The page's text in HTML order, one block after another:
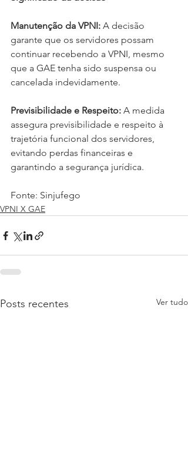
Manutenção da VPNI: A decisão
garante que os servidores possam
continuar recebendo a VPNI, mesmo
que a GAE tenha sido suspensa ou
cancelada indevidamente.
Previsibilidade e Respeito: A medida
assegura previsibilidade e respeito à
trajetória funcional dos servidores,
evitando perdas financeiras e
garantindo a segurança jurídica.
Fonte: Sinjufego
VPNI X GAE
Posts recentes Ver tudo